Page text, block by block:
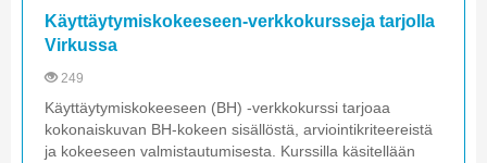
Käyttäytymiskokeeseen-verkkokursseja tarjolla
Virkussa
249
Käyttäytymiskokeeseen (BH) -verkkokurssi tarjoaa
kokonaiskuvan BH-kokeen sisällöstä, arviointikriteereistä
ja kokeeseen valmistautumisesta. Kurssilla käsitellään